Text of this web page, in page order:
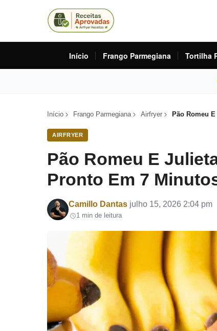
Início Frango Parmegiana Tortilha
Início Frango Parmegiana Airfryer Pão Romeu
AIRFRYER
Pão Romeu E
Pronto Em 7
Por
Camillo Dantas julho 15, 2026 2:04 pm
1 min de leitura